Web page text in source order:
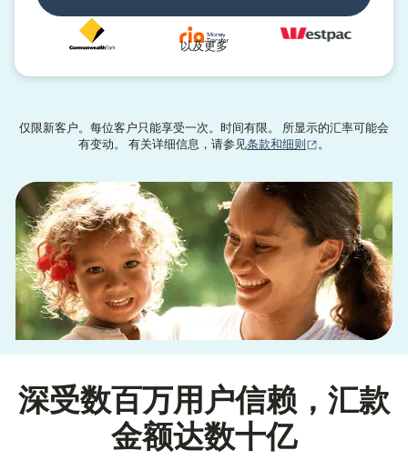
以及更多
仅限新客户。每位客户只能享受一次。时间有限。 所显示的汇率可能会
有变动。 有关详细信息，请参见条款和细则 。
深受数百万用户信赖，汇款
金额达数十亿